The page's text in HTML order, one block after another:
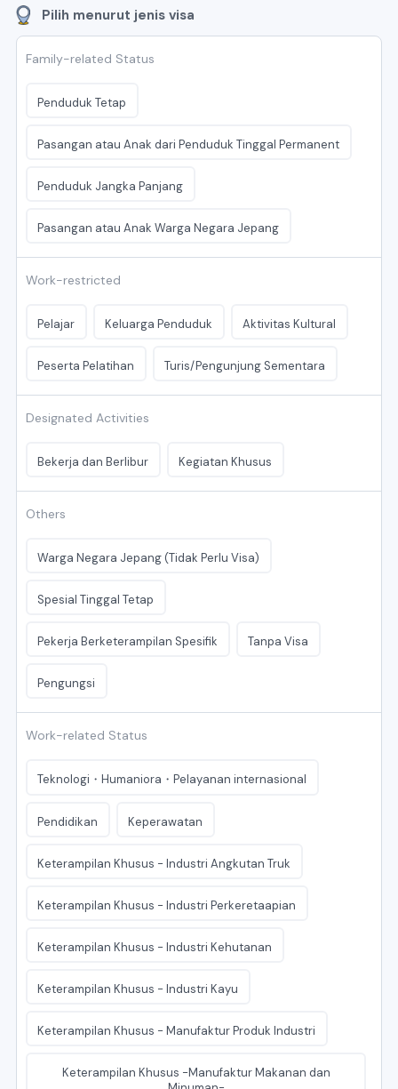
Pilih menurut jenis visa
Family-related Status
Penduduk Tetap
Pasangan atau Anak dari Penduduk Tinggal Permanent
Penduduk Jangka Panjang
Pasangan atau Anak Warga Negara Jepang
Work-restricted
Pelajar Keluarga Penduduk Aktivitas Kultural
Peserta Pelatihan Turis/Pengunjung Sementara
Designated Activities
Bekerja dan Berlibur Kegiatan Khusus
Others
Warga Negara Jepang (Tidak Perlu Visa)
Spesial Tinggal Tetap
Pekerja Berketerampilan Spesifik Tanpa Visa
Pengungsi
Work-related Status
Teknologi・Humaniora・Pelayanan internasional
Pendidikan Keperawatan
Keterampilan Khusus - Industri Angkutan Truk
Keterampilan Khusus - Industri Perkeretaapian
Keterampilan Khusus - Industri Kehutanan
Keterampilan Khusus - Industri Kayu
Keterampilan Khusus - Manufaktur Produk Industri
Keterampilan Khusus -Manufaktur Makanan dan